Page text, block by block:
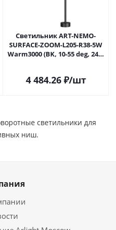
Светильник ART-NEMO-
SURFACE-ZOOM-L205-R38-5W
Warm3000 (BK, 10-55 deg, 24V)
4 484.26₽/шт
светильники для
ниш.